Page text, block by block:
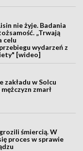
nie żyje. Badania
„Trwają
celu
wydarzeń z
[wideo]
zakładu w Solcu
zmarł
śmiercią. W
proces w sprawie